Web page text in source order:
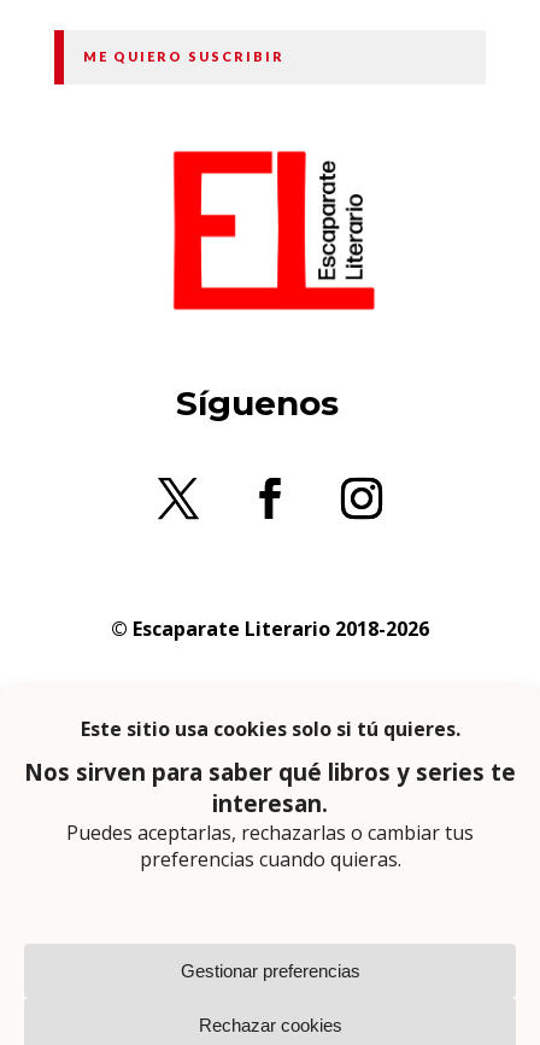
ME QUIERO SUSCRIBIR
Síguenos
© Escaparate Literario 2018-2026
privacidad
En calidad de afiliado de Amazon obtengo
ingresos por las compras adscritas que